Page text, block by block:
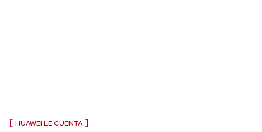
HUAWEI LE CUENTA